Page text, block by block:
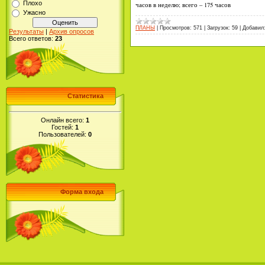
Плохо
Ужасно
Результаты | Архив опросов
Всего ответов: 23
Статистика
Онлайн всего: 1
Гостей: 1
Пользователей: 0
Форма входа
часов в неделю; всего – 175 часов
ПЛАНЫ Просмотров: 571 Загрузок: 59 Добавил: